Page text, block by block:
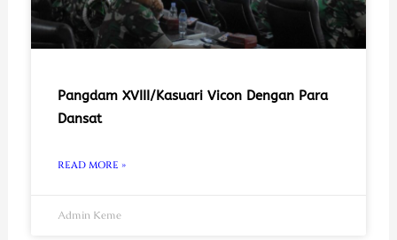
Pangdam XVIII/Kasuari Vicon Dengan Para
Dansat
READ MORE »
Admin Keme